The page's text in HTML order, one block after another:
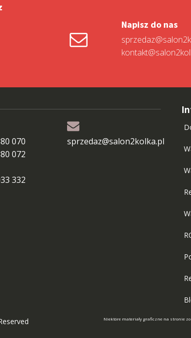
Napisz do nas
070
072
332
sprzedaz@salon2kolka.pl
Niektóre materiały graficzne na stronie